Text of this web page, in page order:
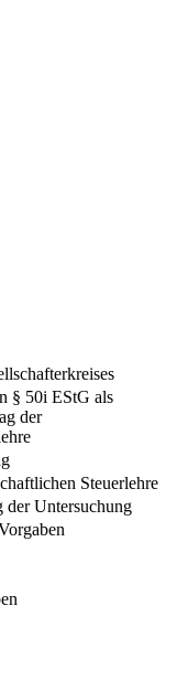
§ 50i EStG als
der
Steuerlehre
der Untersuchung